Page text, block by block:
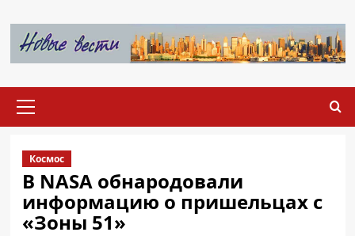
содержимому
меню
Космос
В NASA обнародовали
информацию о пришельцах с
«Зоны 51»